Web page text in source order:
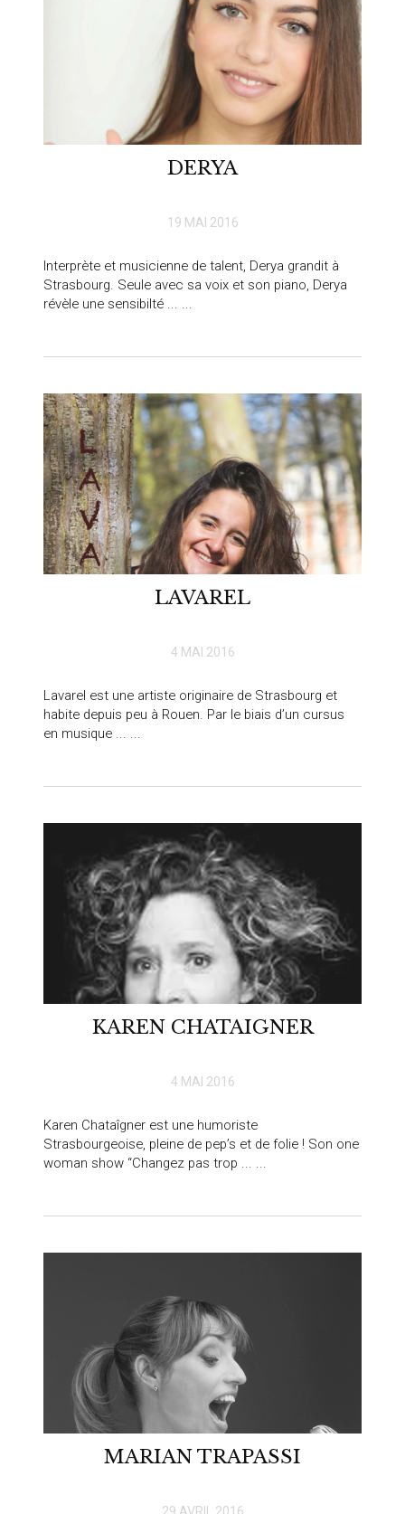
DERYA
19 MAI 2016
Interprète et musicienne de talent, Derya grandit à
Strasbourg. Seule avec sa voix et son piano, Derya
révèle une sensibilté ... ...
LAVAREL
4 MAI 2016
Lavarel est une artiste originaire de Strasbourg et
habite depuis peu à Rouen. Par le biais d’un cursus
en musique ... ...
KAREN CHATAIGNER
4 MAI 2016
Karen Chataîgner est une humoriste
Strasbourgeoise, pleine de pep’s et de folie ! Son one
woman show “Changez pas trop ... ...
MARIAN TRAPASSI